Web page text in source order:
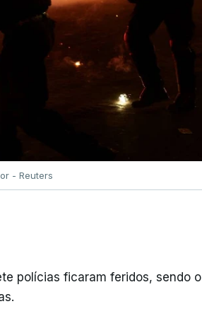
- Reuters
polícias ficaram feridos, sendo o